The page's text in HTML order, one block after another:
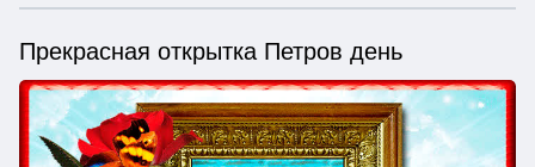
Прекрасная открытка Петров день